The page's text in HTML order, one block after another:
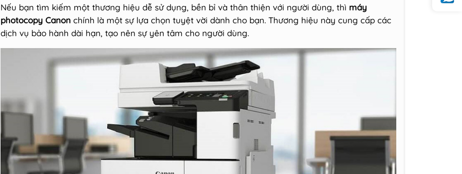
Nếu bạn tìm kiếm một thương hiệu dễ sử dụng, bền bỉ và thân thiện với người dùng, thì máy
photocopy Canon chính là một sự lựa chọn tuyệt vời dành cho bạn. Thương hiệu này cung cấp các
dịch vụ bảo hành dài hạn, tạo nên sự yên tâm cho người dùng.